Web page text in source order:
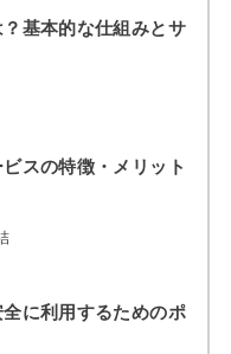
基本的な仕組みとサ
スの特徴・メリット
に利用するためのポ